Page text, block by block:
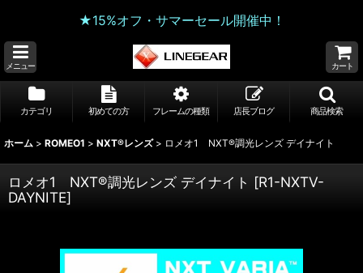
★15%オフ・サマーセール開催中！
メニュー カート
カテゴリ 初めての方 フレームの種類 店長ブログ 商品検索
ホーム > ROMEO1 > NXT®レンズ > ロメオ1 NXT®調光レンズ デイナイト
ロメオ1 NXT®調光レンズ デイナイト [R1-NXTV-
DAYNITE]